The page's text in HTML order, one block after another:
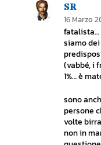
SR
16 Marzo
fatalista…
siamo
(vabbé, i
1%… è
sono
persone
volte
non in